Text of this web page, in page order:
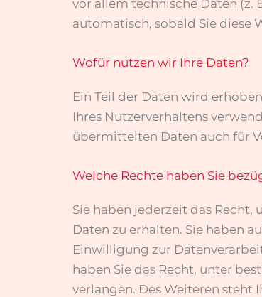
vor allem technische Daten (z.
automatisch, sobald Sie diese
Wofür nutzen wir Ihre Daten?
Ein Teil der Daten wird
Ihres Nutzerverhaltens
übermittelten Daten auch für
Welche Rechte haben Sie
Sie haben jederzeit das
Daten zu erhalten. Sie haben
Einwilligung zur
haben Sie das Recht, unter
verlangen. Des Weiteren steht